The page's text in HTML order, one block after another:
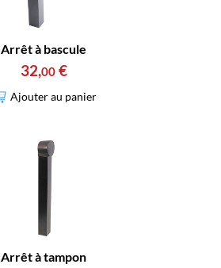
Arrêt à bascule
32,00 €
Ajouter au panier
Arrêt à tampon